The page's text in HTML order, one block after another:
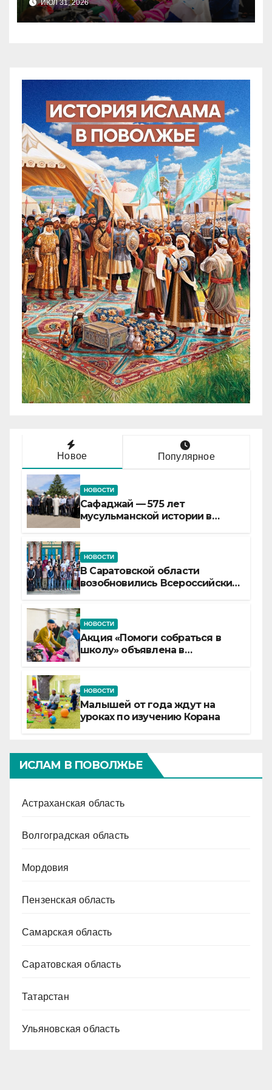
ИЮЛ 31, 2026
Новое Популярное
НОВОСТИ
Сафаджай — 575 лет
мусульманской истории в
НОВОСТИ
В Саратовской области
возобновились Всероссийские
НОВОСТИ
Акция «Помоги собраться в
школу» объявлена в
НОВОСТИ
Малышей от года ждут на
уроках по изучению Корана
ИСЛАМ В ПОВОЛЖЬЕ
Астраханская область
Волгоградская область
Мордовия
Пензенская область
Самарская область
Саратовская область
Татарстан
Ульяновская область